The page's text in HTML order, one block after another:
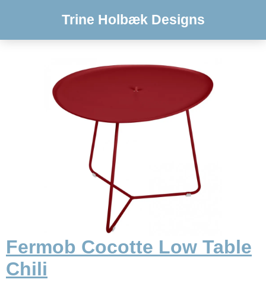
Trine Holbæk Designs
Fermob Cocotte Low Table
Chili